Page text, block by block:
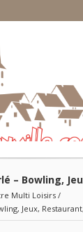
– Bowling,
Multi Loisirs
Jeux,